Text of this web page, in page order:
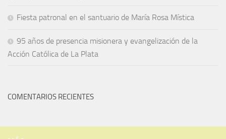
Fiesta patronal en el santuario de María Rosa Mística
95 años de presencia misionera y evangelización de la
Acción Católica de La Plata
COMENTARIOS RECIENTES